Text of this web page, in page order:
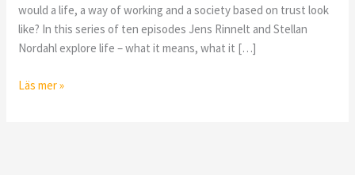
would a life, a way of working and a society based on trust look
like? In this series of ten episodes Jens Rinnelt and Stellan
Nordahl explore life – what it means, what it […]
Läs mer »